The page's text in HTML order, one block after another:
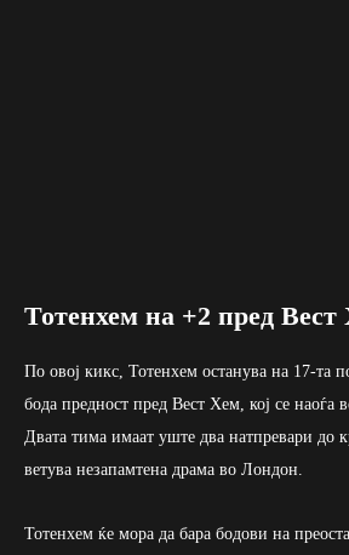
Тотенхем на +2 пред
По овој кикс, Тотенхем останува на 17-та
бода предност пред Вест Хем, кој се наоѓа
Двата тима имаат уште два натпревари до
ветува незапамтена драма во Лондон.
Тотенхем ќе мора да бара бодови на